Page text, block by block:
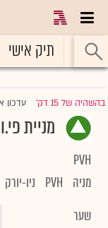
ראשי תיק אישי
בהשהיה של 15 דק' |עדכון
מניית
PVH
מניה
PVH ניו-יורק
שער